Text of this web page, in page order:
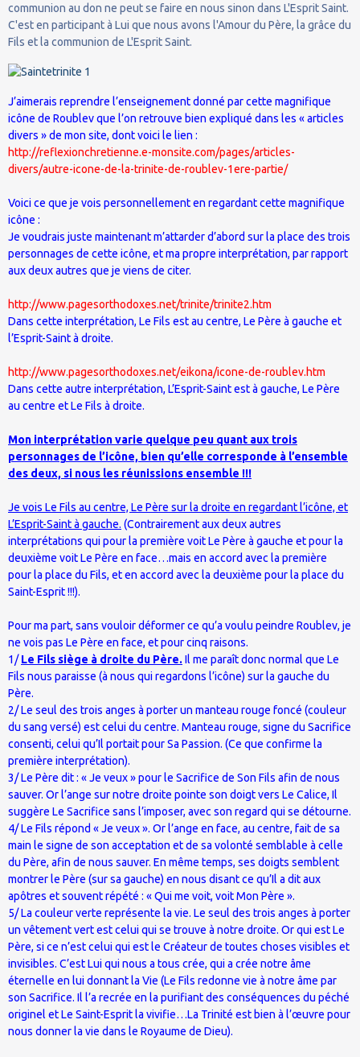
communion au don ne peut se faire en nous sinon dans L'Esprit Saint.
C'est en participant à Lui que nous avons l'Amour du Père, la grâce du
Fils et la communion de L'Esprit Saint.
J’aimerais reprendre l’enseignement donné par cette magnifique
icône de Roublev que l’on retrouve bien expliqué dans les « articles
divers » de mon site, dont voici le lien :
http://reflexionchretienne.e-monsite.com/pages/articles-
divers/autre-icone-de-la-trinite-de-roublev-1ere-partie/
Voici ce que je vois personnellement en regardant cette magnifique
icône :
Je voudrais juste maintenant m’attarder d’abord sur la place des trois
personnages de cette icône, et ma propre interprétation, par rapport
aux deux autres que je viens de citer.
http://www.pagesorthodoxes.net/trinite/trinite2.htm
Dans cette interprétation, Le Fils est au centre, Le Père à gauche et
l’Esprit-Saint à droite.
http://www.pagesorthodoxes.net/eikona/icone-de-roublev.htm
Dans cette autre interprétation, L’Esprit-Saint est à gauche, Le Père
au centre et Le Fils à droite.
Mon interprétation varie quelque peu quant aux trois
personnages de l’icône, bien qu’elle corresponde à l’ensemble
des deux, si nous les réunissions ensemble !!!
Je vois Le Fils au centre, Le Père sur la droite en regardant l’icône, et
L’Esprit-Saint à gauche. (Contrairement aux deux autres
interprétations qui pour la première voit Le Père à gauche et pour la
deuxième voit Le Père en face…mais en accord avec la première
pour la place du Fils, et en accord avec la deuxième pour la place du
Saint-Esprit !!!).
Pour ma part, sans vouloir déformer ce qu’a voulu peindre Roublev, je
ne vois pas Le Père en face, et pour cinq raisons.
1/Le Fils siège à droite du Père. Il me paraît donc normal que Le
Fils nous paraisse (à nous qui regardons l’icône) sur la gauche du
Père.
2/ Le seul des trois anges à porter un manteau rouge foncé (couleur
du sang versé) est celui du centre. Manteau rouge, signe du Sacrifice
consenti, celui qu’Il portait pour Sa Passion. (Ce que confirme la
première interprétation).
3/ Le Père dit : « Je veux » pour le Sacrifice de Son Fils afin de nous
sauver. Or l’ange sur notre droite pointe son doigt vers Le Calice, Il
suggère Le Sacrifice sans l’imposer, avec son regard qui se détourne.
4/ Le Fils répond « Je veux ». Or l’ange en face, au centre, fait de sa
main le signe de son acceptation et de sa volonté semblable à celle
du Père, afin de nous sauver. En même temps, ses doigts semblent
montrer le Père (sur sa gauche) en nous disant ce qu’Il a dit aux
apôtres et souvent répété : « Qui me voit, voit Mon Père ».
5/ La couleur verte représente la vie. Le seul des trois anges à porter
un vêtement vert est celui qui se trouve à notre droite. Or qui est Le
Père, si ce n’est celui qui est le Créateur de toutes choses visibles et
invisibles. C’est Lui qui nous a tous crée, qui a crée notre âme
éternelle en lui donnant la Vie (Le Fils redonne vie à notre âme par
son Sacrifice. Il l’a recrée en la purifiant des conséquences du péché
originel et Le Saint-Esprit la vivifie…La Trinité est bien à l’œuvre pour
nous donner la vie dans le Royaume de Dieu).